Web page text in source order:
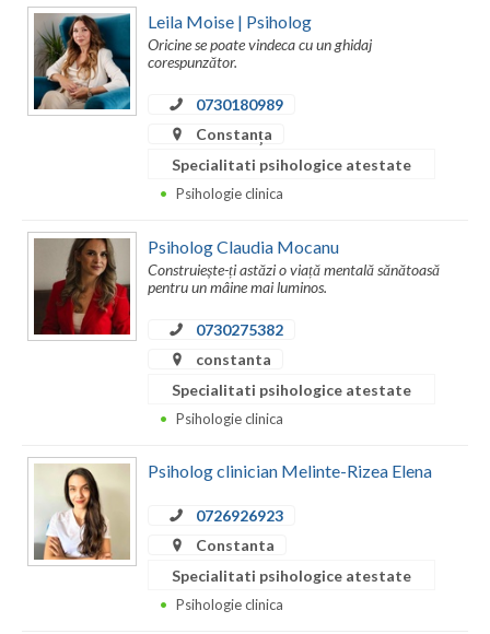
Harghita
Hunedoara
Ialomita
Maramures
Mehedinti
Mures
Prahova
Satu-Mare
Leila Moise | Psiholog
Oricine se poate vindeca cu un ghidaj
corespunzător.
0730180989
Constanța
Specialitati psihologice atestate
Psihologie clinica
Psiholog Claudia Mocanu
Construiește-ți astăzi o viață mentală sănătoasă
pentru un mâine mai luminos.
0730275382
constanta
Specialitati psihologice atestate
Psihologie clinica
Psiholog clinician Melinte-Rizea Elena
0726926923
Constanta
Specialitati psihologice atestate
Psihologie clinica